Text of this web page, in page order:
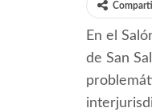
En el
de San